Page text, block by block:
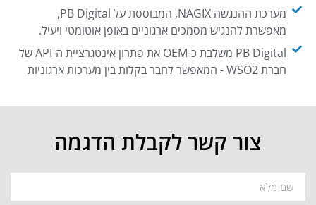
מערכת ההנגשה NAGIX, המבוססת על PB Digital,
מאפשרת להנגיש מסמכים ארגוניים באופן אוטומטי ויעיל.
PB Digital משלבת כ-OEM את פתרון אינטגרציית ה-API של
חברת WSO2 - המאפשר לחבר בקלות בין מערכות ארגוניות
צור קשר לקבלת הדגמה